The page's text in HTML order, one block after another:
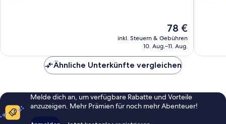
Der
Preis
beträgt
78 €
inkl. Steuern & Gebühren
10. Aug.–11. Aug.
Ähnliche Unterkünfte vergleichen
Melde dich an, um verfügbare Rabatte und Vorteile
anzuzeigen. Mehr Prämien für noch mehr Abenteuer!